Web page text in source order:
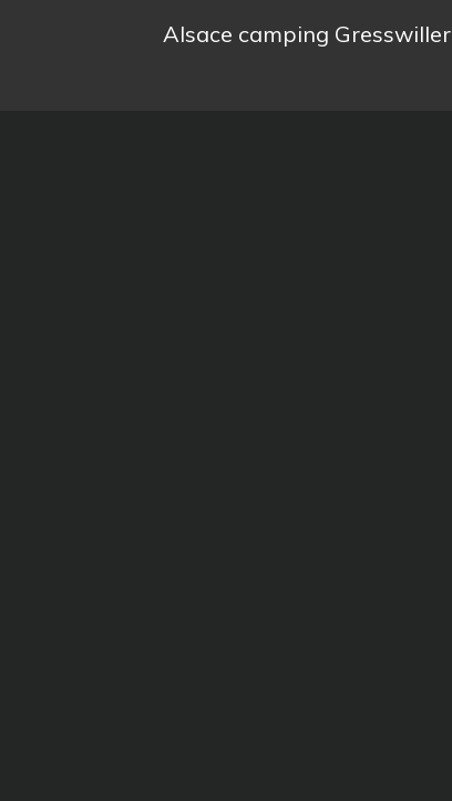
Alsace camping Gresswiller